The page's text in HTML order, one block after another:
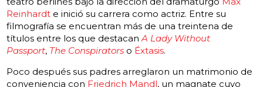
Reinhardt e inició su carrera como actriz. Entre su
filmografía se encuentran más de una treintena de
títulos entre los que destacanA Lady Without
Passport, The Conspirators o Éxtasis.
Poco después sus padres arreglaron un matrimonio de
conveniencia con Friedrich Mandl, un magnate cuyo